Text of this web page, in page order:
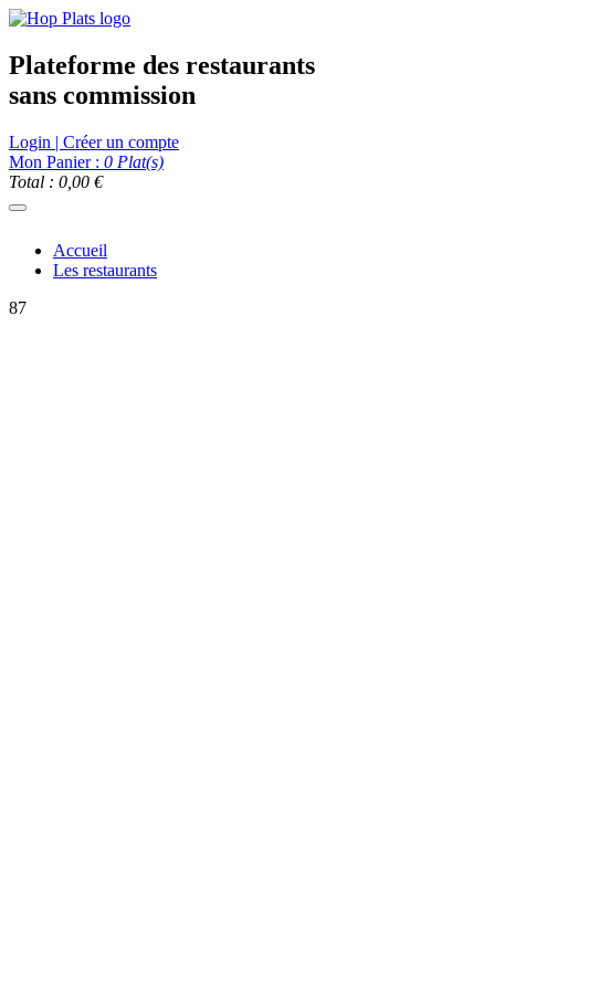
Plateforme des restaurants
sans commission
Login | Créer un compte
Mon Panier : 0 Plat(s)
Total : 0,00 €
Accueil
Les restaurants
87